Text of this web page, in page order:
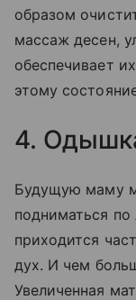
образом
массаж десен,
обеспечивает
этому
4.
Будущую маму
подниматься
приходится
дух. И чем
Увеличенная